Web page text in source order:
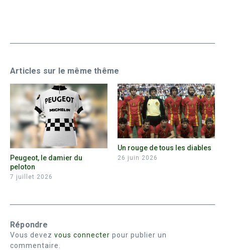
Articles sur le même thême
Peugeot, le damier du
peloton
7 juillet 2026
Un rouge de tous les diables
26 juin 2026
Répondre
Vous devez vous connecter pour publier un
commentaire.